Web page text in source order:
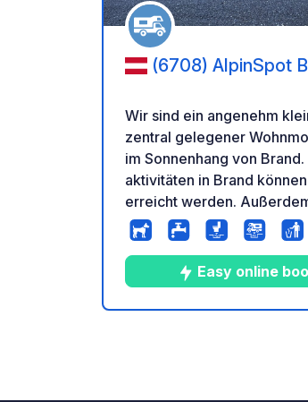
(6708) AlpinSpot
Wir sind ein angenehm
zentral gelegener
im Sonnenhang von Brand. Alle
aktivitäten in Brand
erreicht werden.
eine vielzahl von
vom Platz aus oder durch
gelegene Gondelbahn
werden. Dort gibt es eine
Möglichkeit um sein
Easy online